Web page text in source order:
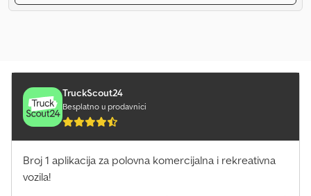
TruckScout24
Besplatno u prodavnici
Broj 1 aplikacija za polovna komercijalna i rekreativna
vozila!